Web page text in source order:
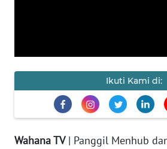
Ikuti Kami di:
Wahana TV| Panggil Menhub